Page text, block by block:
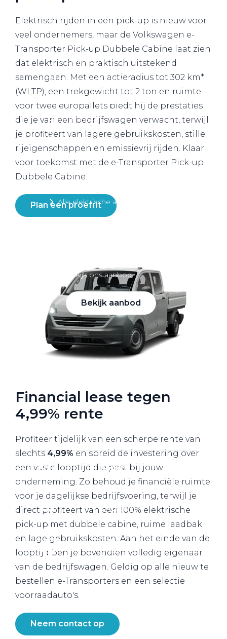
Duurzaamheid
Voordelen
Veelgestelde vragen
Aanbod elektrisch
Volkswagen
Audi
Škoda
CUPRA
Alle elektrische auto's
Bekijk ons aanbod
Bekijk aanbod
Elektrisch rijden
Vestigingen
Elektrisch rijden in een pick-up is nieuw voor
veel ondernemers, maar de Volkswagen e-
Transporter Pick-up Dubbele Cabine laat zien
dat elektrisch en praktisch uitstekend
samengaan. Met een actieradius tot 302 km*
(WLTP), een trekgewicht tot 2 ton en ruimte
voor twee europallets biedt hij de prestaties
die je van een bedrijfswagen verwacht, terwijl
je profiteert van lagere gebruikskosten, stille
rijeigenschappen en emissievrij rijden. Klaar
voor toekomst met de e-Transporter Pick-up
Dubbele Cabine.
Plan een proefrit
Financial lease tegen
4,99% rente
Profiteer tijdelijk van een scherpe rente van
slechts4,99%en spreid de investering over
een vaste looptijd die past bij jouw
onderneming. Zo behoud je financiële ruimte
voor je dagelijkse bedrijfsvoering, terwijl je
direct profiteert van een 100% elektrische
pick-up met dubbele cabine, ruime laadbak
en lage gebruikskosten. Aan het einde van de
looptijd ben je bovendien volledig eigenaar
van de bedrijfswagen. Geldig op alle nieuw te
bestellen e-Transporters en een selectie
voorraadauto's.
Neem contact op